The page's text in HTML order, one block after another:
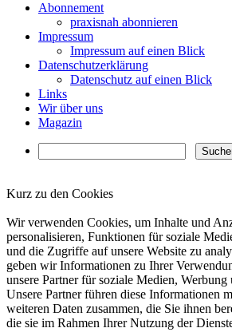
Abonnement
praxisnah abonnieren
Impressum
Impressum auf einen Blick
Datenschutzerklärung
Datenschutz auf einen Blick
Links
Wir über uns
Magazin
Kurz zu den Cookies
Wir verwenden Cookies, um Inhalte und
personalisieren, Funktionen für soziale
und die Zugriffe auf unsere Website zu
geben wir Informationen zu Ihrer
unsere Partner für soziale Medien,
Unsere Partner führen diese Informationen
weiteren Daten zusammen, die Sie ihnen
die sie im Rahmen Ihrer Nutzung der